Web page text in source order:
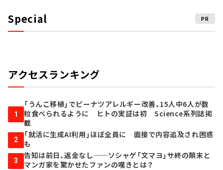
Special PR
アクセスランキング
1
「うんこ移植」でピーナツアレルギー改善、15人中6人が数
粒食べられるように ヒトの実証は初 Science系列誌掲
載
2
「就活に生成AI利用」ほぼ全員に 面接で内容追及され困惑
も
3
告知は前日、返金なし──ソシャゲ「文マヨ」サ終の顛末と
マンガ家を驚かせたファンの嘆きとは？